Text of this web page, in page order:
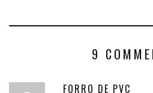
9
FORRO DE PVC